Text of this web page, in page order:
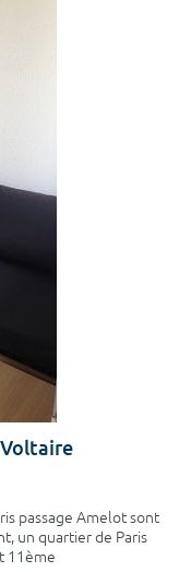
passage Amelot sont
un quartier de Paris
11ème